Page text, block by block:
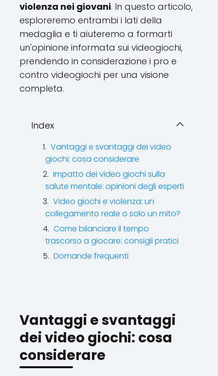
violenza nei giovani. In questo articolo,
esploreremo entrambi i lati della
medaglia e ti aiuteremo a formarti
un'opinione informata sui videogiochi,
prendendo in considerazione i pro e
contro videogiochi per una visione
completa.
Index
Vantaggi e svantaggi dei video
giochi: cosa considerare
Impatto dei video giochi sulla
salute mentale: opinioni degli esperti
Video giochi e violenza: un
collegamento reale o solo un mito?
Come bilanciare il tempo
trascorso a giocare: consigli pratici
Domande frequenti
Vantaggi e svantaggi
dei video giochi: cosa
considerare